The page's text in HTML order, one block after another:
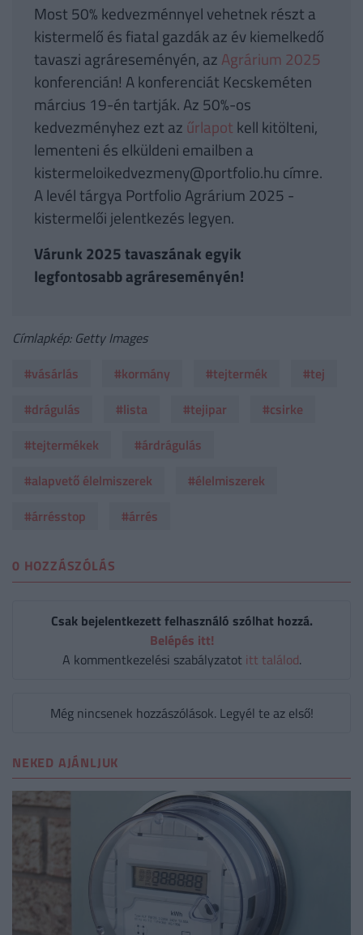
Most 50% kedvezménnyel vehetnek részt a
kistermelő és fiatal gazdák az év kiemelkedő
tavaszi agráreseményén, az Agrárium 2025
konferencián! A konferenciát Kecskeméten
március 19-én tartják. Az 50%-os
kedvezményhez ezt az űrlapot kell kitölteni,
lementeni és elküldeni emailben a
kistermeloikedvezmeny@portfolio.hu címre.
A levél tárgya Portfolio Agrárium 2025 -
kistermelői jelentkezés legyen.
Várunk 2025 tavaszának egyik
legfontosabb agráreseményén!
Címlapkép: Getty Images
#vásárlás
#kormány #tejtermék
#tej
#drágulás
#lista #tejipar
#csirke
#tejtermékek
#árdrágulás
#alapvető élelmiszerek
#élelmiszerek
#árrésstop
#árrés
0 HOZZÁSZÓLÁS
Csak bejelentkezett felhasználó szólhat hozzá.
Belépés itt!
A kommentkezelési szabályzatot itt találod.
Még nincsenek hozzászólások. Legyél te az első!
NEKED AJÁNLJUK